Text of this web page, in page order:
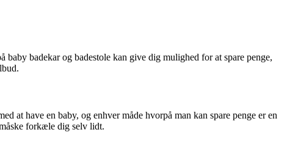
badekar og badestole kan give dig mulighed for at spare penge,
at have en baby, og enhver måde hvorpå man kan spare penge er en
forkæle dig selv lidt.